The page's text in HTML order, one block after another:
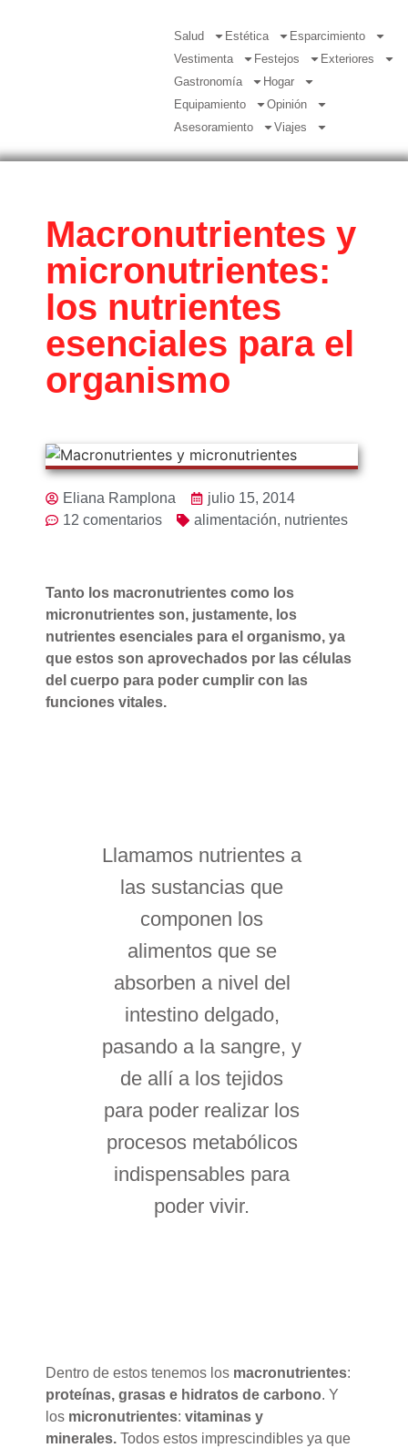
Salud Estética
Esparcimiento
Vestimenta
Festejos
Exteriores
Gastronomía
Hogar
Equipamiento
Opinión
Asesoramiento
Viajes
Macronutrientes y
micronutrientes:
los nutrientes
esenciales para el
organismo
Eliana Ramplona
julio 15, 2014
12 comentarios
alimentación, nutrientes
Tanto los macronutrientes como los
micronutrientes son, justamente, los
nutrientes esenciales para el organismo, ya
que estos son aprovechados por las células
del cuerpo para poder cumplir con las
funciones vitales.
Llamamos nutrientes a
las sustancias que
componen los
alimentos que se
absorben a nivel del
intestino delgado,
pasando a la sangre, y
de allí a los tejidos
para poder realizar los
procesos metabólicos
indispensables para
poder vivir.
Dentro de estos tenemos los macronutrientes:
proteínas, grasas e hidratos de carbono. Y
los micronutrientes: vitaminas y
minerales. Todos estos imprescindibles ya que